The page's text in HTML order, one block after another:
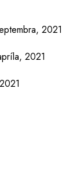
2021
2021